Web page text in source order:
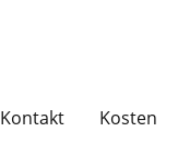
Kontakt Kosten